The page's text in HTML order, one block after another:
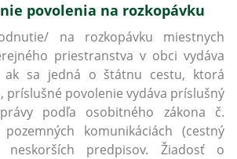
povolenia na rozkopávku
na rozkopávku miestnych
priestranstva v obci vydáva
ak sa jedná o štátnu cestu, ktorá
príslušné povolenie vydáva príslušný
podľa osobitného zákona č.
komunikáciách (cestný
predpisov. Žiadosť o